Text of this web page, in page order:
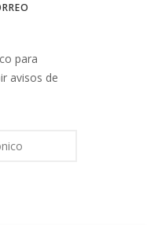
para
avisos de